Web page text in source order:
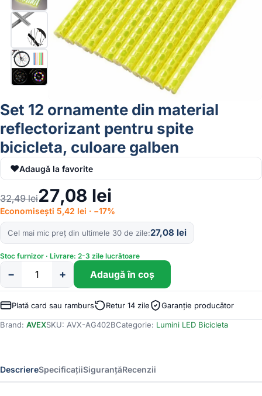
Set 12 ornamente din material
reflectorizant pentru spite
bicicleta, culoare galben
♥Adaugă la favorite
32,49lei27,08 lei
Economisești 5,42 lei · −17%
Cel mai mic preț din ultimele 30 de zile 27,08 lei
Stoc furnizor · Livrare: 2-3 zile lucrătoare
Cantitate
Set
12
din
spite
bicicleta,
− + Adaugă în coș
Plată card sau ramburs Retur 14 zile Garanție producător
Brand: AVEXSKU: AVX-AG402BCategorie: Lumini LED Bicicleta
DescriereSpecificațiiSiguranțăRecenzii